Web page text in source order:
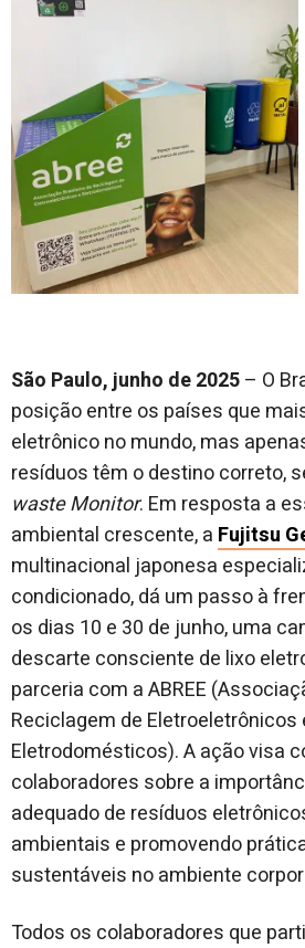
São Paulo, junho de 2025– O
posição entre os países que
eletrônico no mundo, mas
resíduos têm o destino correto,
waste Monitor. Em resposta a
ambiental crescente, a Fujitsu
multinacional japonesa
condicionado, dá um passo à
os dias 10 e 30 de junho, uma
descarte consciente de lixo
parceria com a ABREE
Reciclagem de Eletroeletrônicos
Eletrodomésticos). A ação visa
colaboradores sobre a
adequado de resíduos
ambientais e promovendo
sustentáveis no ambiente
Todos os colaboradores que